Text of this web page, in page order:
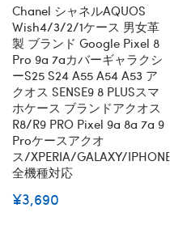
Chanel シャネルAQUOS
Wish4/3/2/1ケース 男女革
製 ブランド Google Pixel 8
Pro 9a 7aカバーギャラクシ
ーs25 S24 A55 A54 A53 ア
クオス SENSE9 8 PLUSスマ
ホケース ブランドアクオス
R8/R9 PRO Pixel 9a 8a 7a 9
Proケースアクオ
ス/XPERIA/GALAXY/IPHONE
全機種対応
¥3,690